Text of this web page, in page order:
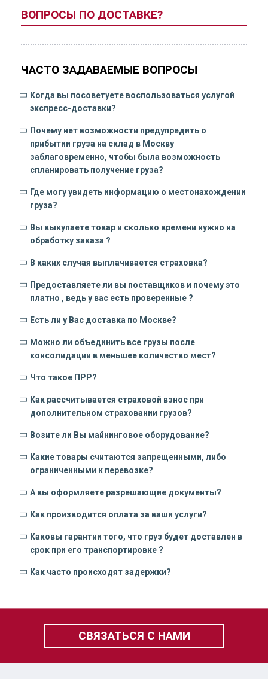
ВОПРОСЫ ПО ДОСТАВКЕ?
ЧАСТО ЗАДАВАЕМЫЕ ВОПРОСЫ
Когда вы посоветуете воспользоваться услугой
экспресс-доставки?
Почему нет возможности предупредить о
прибытии груза на склад в Москву
заблаговременно, чтобы была возможность
спланировать получение груза?
Где могу увидеть информацию о местонахождении
груза?
Вы выкупаете товар и сколько времени нужно на
обработку заказа ?
В каких случая выплачивается страховка?
Предоставляете ли вы поставщиков и почему это
платно , ведь у вас есть проверенные ?
Есть ли у Вас доставка по Москве?
Можно ли объединить все грузы после
консолидации в меньшее количество мест?
Что такое ПРР?
Как рассчитывается страховой взнос при
дополнительном страховании грузов?
Возите ли Вы майнинговое оборудование?
Какие товары считаются запрещенными, либо
ограниченными к перевозке?
А вы оформляете разрешающие документы?
Как производится оплата за ваши услуги?
Каковы гарантии того, что груз будет доставлен в
срок при его транспортировке ?
Как часто происходят задержки?
СВЯЗАТЬСЯ С НАМИ